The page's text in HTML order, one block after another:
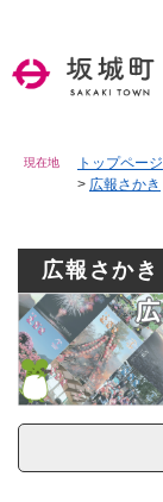
現在地 トップページ
> 広報さかき
広報さかき